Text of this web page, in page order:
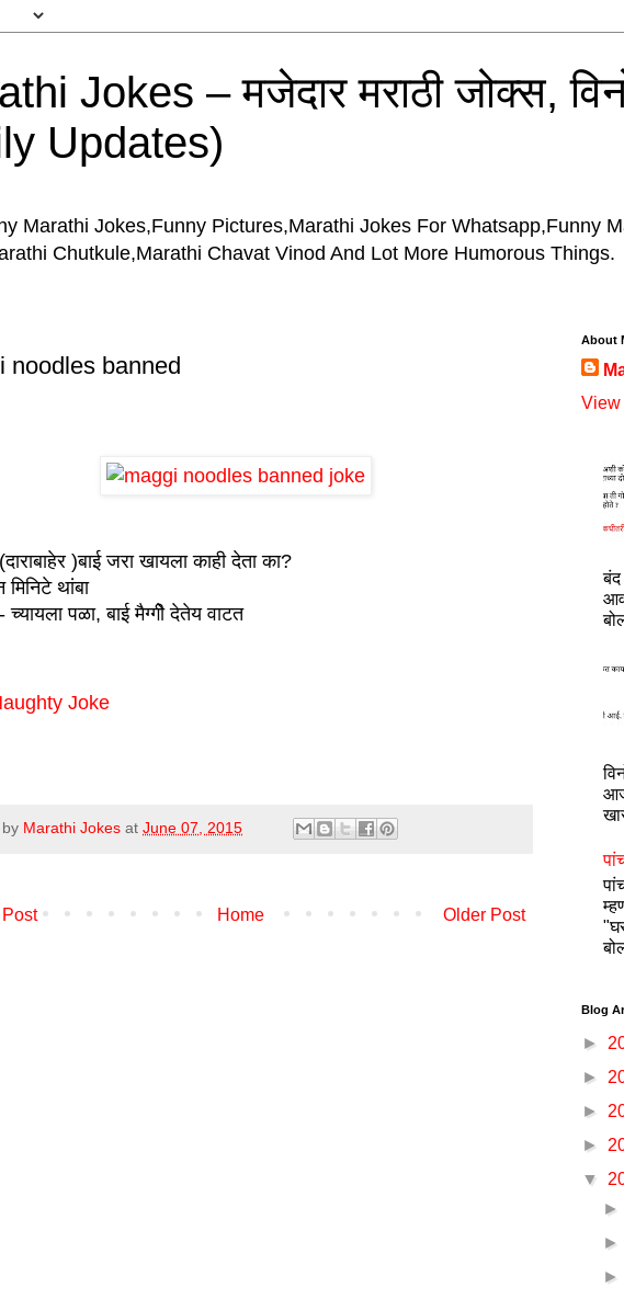
Jokes – मजेदार मराठी जोक्स,
Updates)
Marathi Jokes,Funny Pictures,Marathi Jokes For Whatsapp,Funny
Chutkule,Marathi Chavat Vinod And Lot More Humorous Things.
noodles banned
(दाराबाहेर )बाई जरा खायला काही देता का?
मिनिटे थांबा
च्यायला पळा, बाई मैग्गीे देतेय वाटत
Joke
Marathi Jokes at June 07, 2015
Older Post
Home
About
View
बंद
Blog
►
►
►
►
▼
►
►